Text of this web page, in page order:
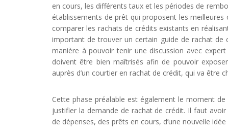
en cours, les différents taux et les périodes de
établissements de prêt qui proposent les
comparer les rachats de crédits existants en
important de trouver un certain guide de rachat
manière à pouvoir tenir une discussion avec
doivent être bien maîtrisés afin de pouvoir
auprès d’un courtier en rachat de crédit, qui va être
Cette phase préalable est également le moment
justifier la demande de rachat de crédit. Il faut
de dépenses, des prêts en cours, d’une nouvelle